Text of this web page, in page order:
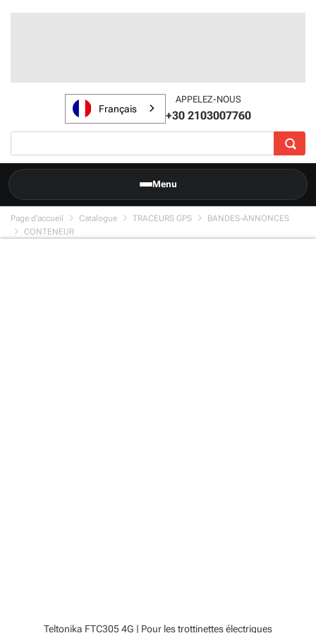
Français
APPELEZ-NOUS
+30 2103007760
Menu
Page d'accueil Catalogue TRACEURS GPS
BANDES-ANNONCES
CONTENEUR
Teltonika FTC305 4G | Pour les trottinettes électriques